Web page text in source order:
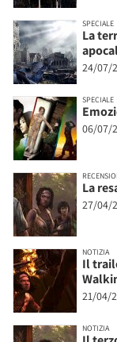
SPECIALE
La
24/07/
SPECIALE
06/07/
La
27/04/
NOTIZIA
Il
21/04/
NOTIZIA